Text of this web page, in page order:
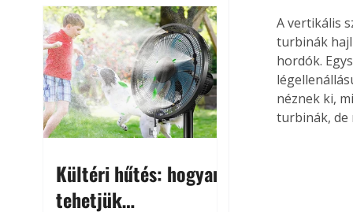
megközelítheti. Ez nemcsak a
beszállást teszi kellemetlenné,
hanem az autó állapotára és a
benne hagyott tárgyakra is
káros hatással lehet. Néhány
egyszerű óvintézkedéssel
azonban jelentősen
csökkenthetjük a hőség káros
Kültéri hűtés: hogyan
tehetjük
A vertikális
turbinák
hordók.
néznek ki,
turbinák, de